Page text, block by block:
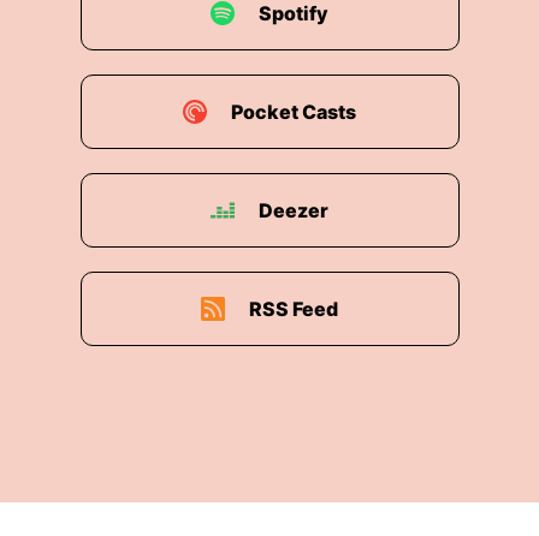
Spotify
Pocket Casts
Deezer
RSS Feed